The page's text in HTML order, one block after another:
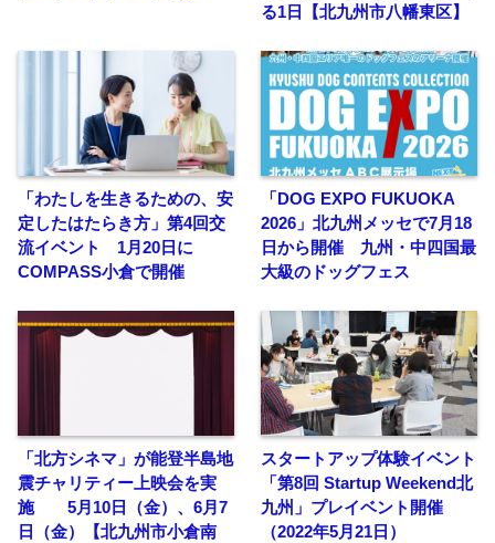
る1日【北九州市八幡東区】
「わたしを生きるための、安
定したはたらき方」第4回交
流イベント 1月20日に
COMPASS小倉で開催
「DOG EXPO FUKUOKA
2026」北九州メッセで7月18
日から開催 九州・中四国最
大級のドッグフェス
「北方シネマ」が能登半島地
震チャリティー上映会を実
施 5月10日（金）、6月7
日（金）【北九州市小倉南
スタートアップ体験イベント
「第8回 Startup Weekend北
九州」プレイベント開催
（2022年5月21日）